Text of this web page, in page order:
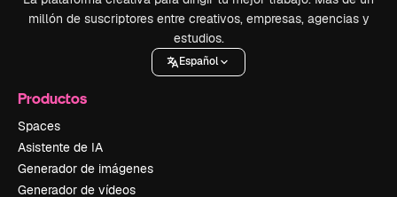
millón de suscriptores entre creativos, empresas, agencias y
estudios.
Español
Productos
Spaces
Asistente de IA
Generador de imágenes
Generador de vídeos